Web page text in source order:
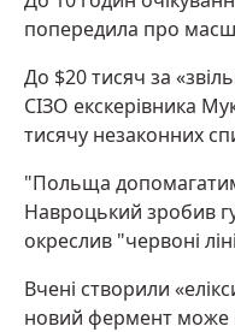
попередила про
До $20 тисяч за
СІЗО екскерівника
тисячу незаконних
"Польща
Навроцький зробив
окреслив "червоні
Вчені створили
новий фермент може